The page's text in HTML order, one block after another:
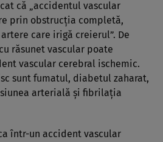
că „accidentul vascular
prin obstrucția completă,
care irigă creierul”. De
răsunet vascular poate
vascular cerebral ischemic.
sunt fumatul, diabetul zaharat,
arterială și fibrilația
într-un accident vascular